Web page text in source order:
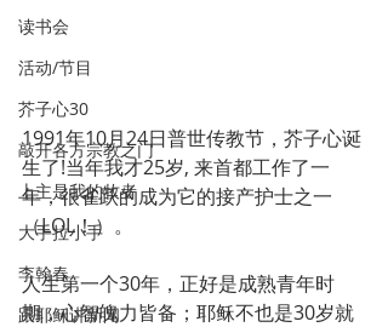
读书会
活动/节目
芥子心30
敲开各方宗教之门
上主是我的牧者
大手拉小手
李翰春
跟耶稣讲新闻
1991年10月24日普世传教节，芥子心诞
生了!当年我才25岁, 来首都工作了一
年，很雀跃的成为它的接产护士之一
（LOL！）。
人生第一个30年，正好是成熟青年时
期，心智魄力皆备；耶稣不也是30岁就